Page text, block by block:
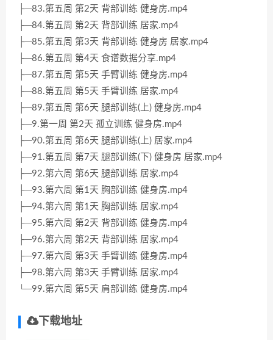
├─83.第五周 第2天 背部训练 健身房.mp4
├─84.第五周 第2天 背部训练 居家.mp4
├─85.第五周 第3天 背部训练 健身房 居家.mp4
├─86.第五周 第4天 食谱数据分享.mp4
├─87.第五周 第5天 手臂训练 健身房.mp4
├─88.第五周 第5天 手臂训练 居家.mp4
├─89.第五周 第6天 腿部训练(上) 健身房.mp4
├─9.第一周 第2天 孤立训练 健身房.mp4
├─90.第五周 第6天 腿部训练(上) 居家.mp4
├─91.第五周 第7天 腿部训练(下) 健身房 居家.mp4
├─92.第六周 第6天 腿部训练 居家.mp4
├─93.第六周 第1天 胸部训练 健身房.mp4
├─94.第六周 第1天 胸部训练 居家.mp4
├─95.第六周 第2天 背部训练 健身房.mp4
├─96.第六周 第2天 背部训练 居家.mp4
├─97.第六周 第3天 手臂训练 健身房.mp4
├─98.第六周 第3天 手臂训练 居家.mp4
└─99.第六周 第5天 肩部训练 健身房.mp4
下载地址